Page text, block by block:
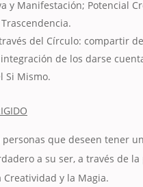
y Manifestación; Potencial
del Círculo: compartir de
de los darse
Si Mismo.
que deseen tener un
a su ser, a través de
Creatividad y la Magia.